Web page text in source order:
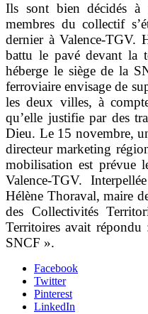
Ils sont bien décidés à
membres du collectif
dernier à Valence-TGV.
battu le pavé devant
héberge le siège de la
ferroviaire envisage de
les deux villes, à
qu’elle justifie par des
Dieu. Le 15 novembre,
directeur marketing
mobilisation est prévue
Valence-TGV.
Hélène Thoraval, maire
des Collectivités
Territoires avait
SNCF ».
Facebook
Twitter
Pinterest
LinkedIn